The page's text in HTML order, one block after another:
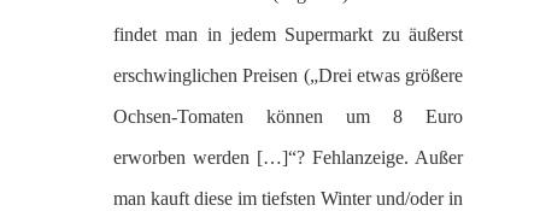
findet man in jedem Supermarkt zu äußerst
erschwinglichen Preisen („Drei etwas größere
Ochsen-Tomaten können um 8 Euro
erworben werden […]“? Fehlanzeige. Außer
man kauft diese im tiefsten Winter und/oder in